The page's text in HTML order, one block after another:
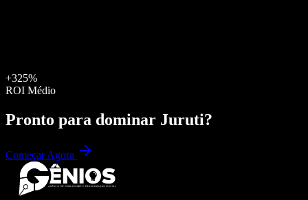
+325%
ROI Médio
Pronto para dominar Juruti?
Começar Agora